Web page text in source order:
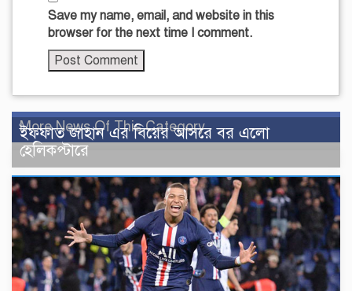
Save my name, email, and website in this
browser for the next time I comment.
More News Of This Category
ইফফাত জাহান এর বিয়ের আসরে বর এলো
হেলিকপ্টারে